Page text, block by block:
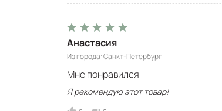
Анастасия
Из города Санкт-Петербург
Мне понравился
Я рекомендую этот товар!